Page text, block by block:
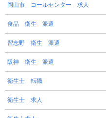
岡山市 コールセンター 求人
食品 衛生 派遣
習志野 衛生 派遣
阪神 衛生 派遣
衛生士 転職
衛生士 求人